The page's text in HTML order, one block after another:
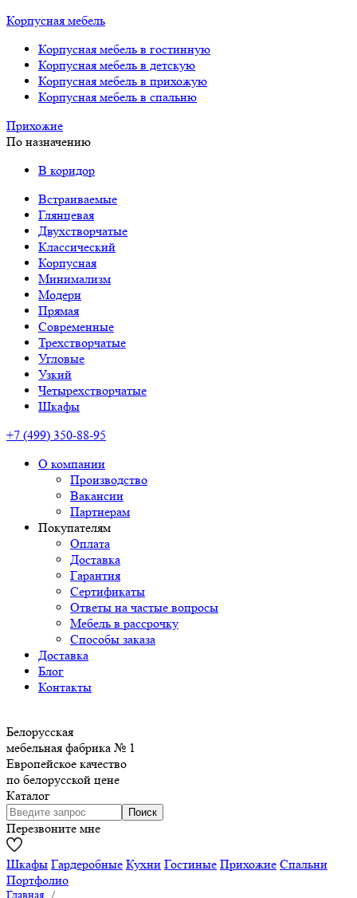
Корпусная мебель
Корпусная мебель в гостинную
Корпусная мебель в детскую
Корпусная мебель в прихожую
Корпусная мебель в спальню
Прихожие
По назначению
В коридор
Встраиваемые
Глянцевая
Двухстворчатые
Классический
Корпусная
Минимализм
Модерн
Прямая
Современные
Трехстворчатые
Угловые
Узкий
Четырехстворчатые
Шкафы
+7 (499) 350-88-95
О компании
Производство
Вакансии
Партнерам
Покупателям
Оплата
Доставка
Гарантия
Сертификаты
Ответы на частые вопросы
Мебель в рассрочку
Способы заказа
Доставка
Блог
Контакты
Белорусская
мебельная фабрика № 1
Европейское качество
по белорусской цене
Каталог
Перезвоните мне
Шкафы Гардеробные Кухни Гостиные Прихожие Спальни
Портфолио
Главная /